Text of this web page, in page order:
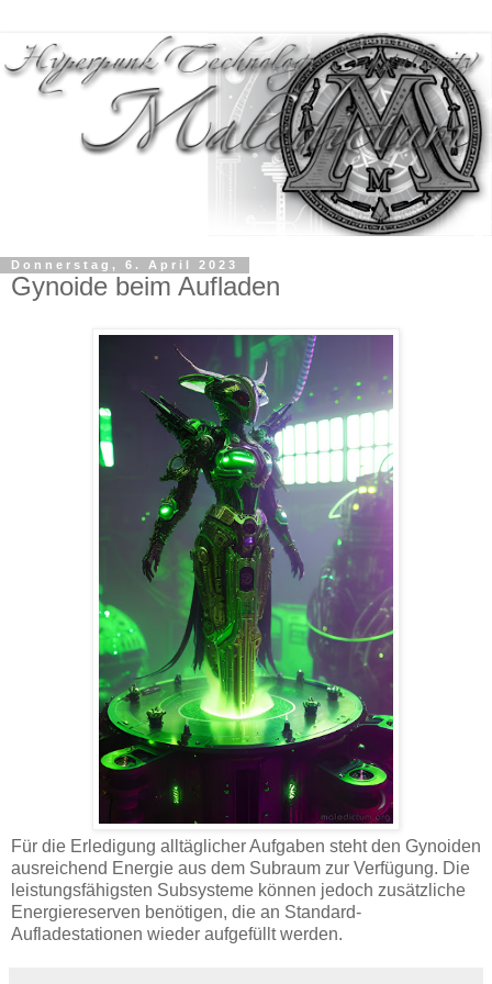
Donnerstag, 6. April 2023
Gynoide beim Aufladen
Für die Erledigung alltäglicher Aufgaben steht den Gynoiden
ausreichend Energie aus dem Subraum zur Verfügung. Die
leistungsfähigsten Subsysteme können jedoch zusätzliche
Energiereserven benötigen, die an Standard-
Aufladestationen wieder aufgefüllt werden.